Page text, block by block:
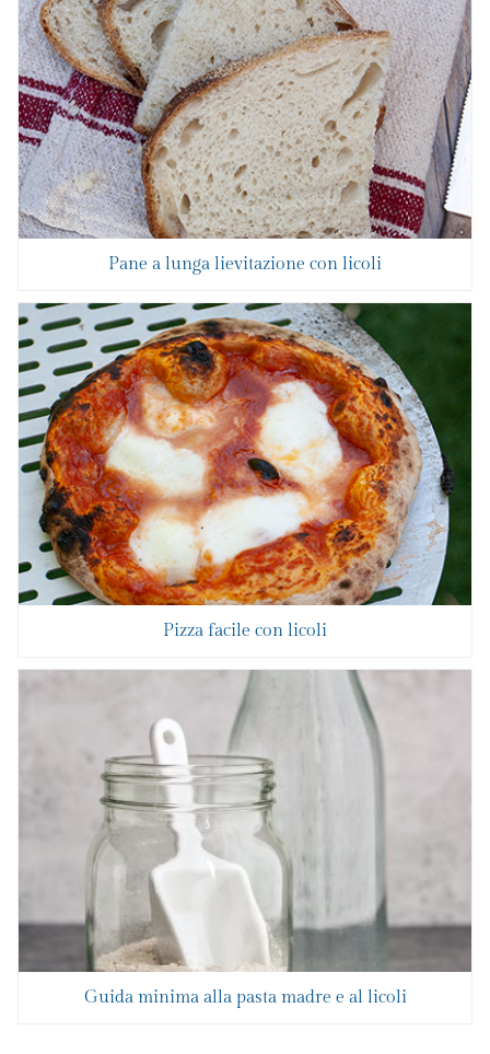
Pane a lunga lievitazione con licoli
Pizza facile con licoli
Guida minima alla pasta madre e al licoli